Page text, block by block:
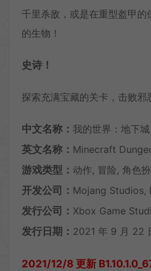
千里杀敌，或是在重型盔甲的
的生物！
史诗！
探索充满宝藏的关卡，击败邪
中文名称： 我的世界：地下城
英文名称： Minecraft
游戏类型： 动作, 冒险, 角色
开发公司： Mojang Studios,
发行公司： Xbox Game
发行日期： 2021 年 9 月 22
2021/12/8 更新